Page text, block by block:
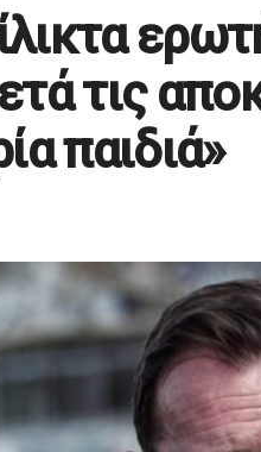
τις
παιδιά»